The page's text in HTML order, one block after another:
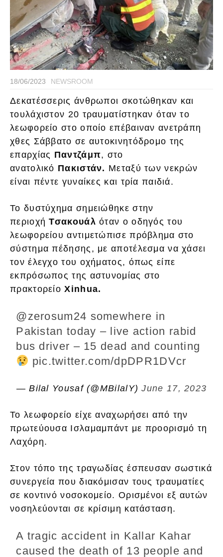
18/06/2023 NEWSROOM
Δεκατέσσερις άνθρωποι σκοτώθηκαν και
τουλάχιστον 20 τραυματίστηκαν όταν το
λεωφορείο στο οποίο επέβαιναν ανετράπη
χθες Σάββατο σε αυτοκινητόδρομο της
επαρχίας Παντζάμπ, στο
ανατολικό Πακιστάν. Μεταξύ των νεκρών
είναι πέντε γυναίκες και τρία παιδιά.
Το δυστύχημα σημειώθηκε στην
περιοχήΤσακουάλ όταν ο οδηγός του
λεωφορείου αντιμετώπισε πρόβλημα στο
σύστημα πέδησης, με αποτέλεσμα να χάσει
τον έλεγχο του οχήματος, όπως είπε
εκπρόσωπος της αστυνομίας στο
πρακτορείοXinhua.
@zerosum24 somewhere in
Pakistan today – live action rabid
bus driver – 15 dead and counting
pic.twitter.com/dpDPR1DVcr
— Bilal Yousaf (@MBilalY)June 17, 2023
Το λεωφορείο είχε αναχωρήσει από την
πρωτεύουσα Ισλαμαμπάντ με προορισμό τη
Λαχόρη.
Στον τόπο της τραγωδίας έσπευσαν σωστικά
συνεργεία που διακόμισαν τους τραυματίες
σε κοντινό νοσοκομείο. Ορισμένοι εξ αυτών
νοσηλεύονται σε κρίσιμη κατάσταση.
A tragic accident in Kallar Kahar
caused the death of 13 people and